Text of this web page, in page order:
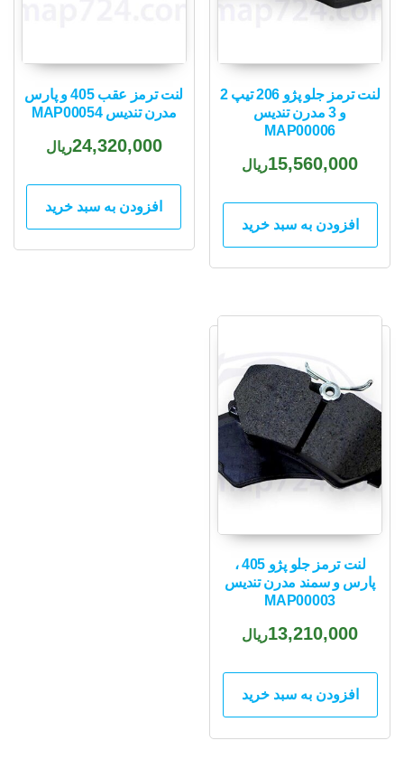
لنت ترمز جلو پژو 206 تیپ 2
و 3 مدرن تندیس
MAP00006
15,560,000ریال
افزودن به سبد خرید
لنت ترمز عقب 405 و پارس
مدرن تندیس MAP00054
24,320,000ریال
افزودن به سبد خرید
لنت ترمز جلو پژو 405 ،
پارس و سمند مدرن تندیس
MAP00003
13,210,000ریال
افزودن به سبد خرید